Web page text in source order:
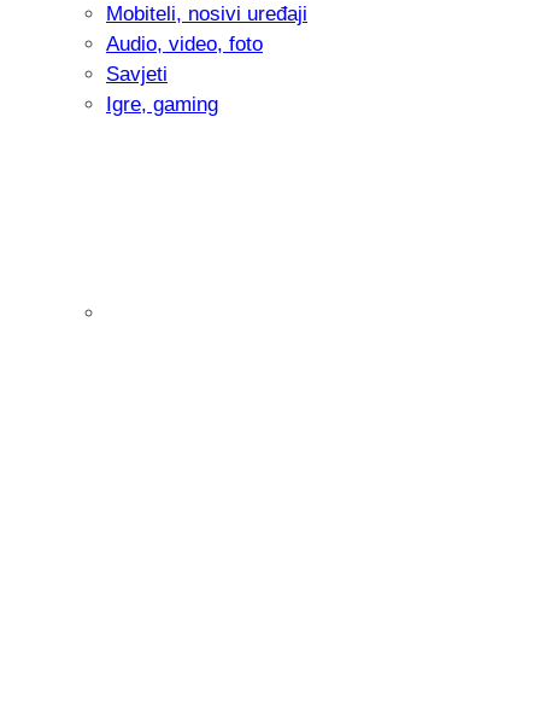
Mobiteli, nosivi uređaji
Audio, video, foto
Savjeti
Igre, gaming